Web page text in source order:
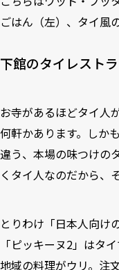
ごはん（左）、タイ風
下館のタイレスト
お寺があるほどタイ人
何軒かあります。しか
違う、本場の味つけの
くタイ人なのだから、
とりわけ「日本人向け
「ピッキーヌ2」はタ
地域の料理がウリ。注